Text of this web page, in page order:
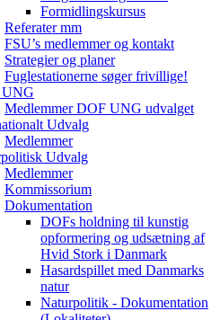
Formidlingskursus
Referater mm
FSU’s medlemmer og kontakt
Strategier og planer
Fuglestationerne søger frivillige!
Medlemmer DOF UNG udvalget
Udvalg
Medlemmer
Udvalg
Medlemmer
Kommissorium
Dokumentation
DOFs holdning til kunstig
opformering og udsætning af
Hvid Stork i Danmark
Hasardspillet med Danmarks
natur
Naturpolitik - Dokumentation